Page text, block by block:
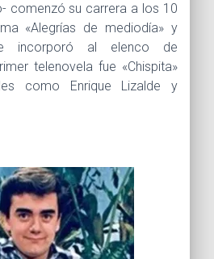
comenzó su carrera a los 10
«Alegrías de mediodía» y
incorporó al elenco de
telenovela fue «Chispita»
como Enrique Lizalde y